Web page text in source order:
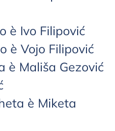
è Ivo Filipović
è Vojo Filipović
è Mališa Gezović
è Miketa